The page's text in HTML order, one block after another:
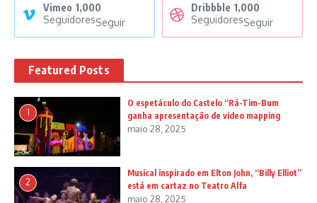
Vimeo 1,000
SeguidoresSeguir
Dribbble 1,000
SeguidoresSeguir
Featured Posts
1
O espetáculo do Castelo “Rá-Tim-Bum
ganha apresentação de video mapping
maio 28, 2025
2
Musical inspirado em Elton John, “Billy Elliot”
está em cartaz no Teatro Alfa
maio 28, 2025